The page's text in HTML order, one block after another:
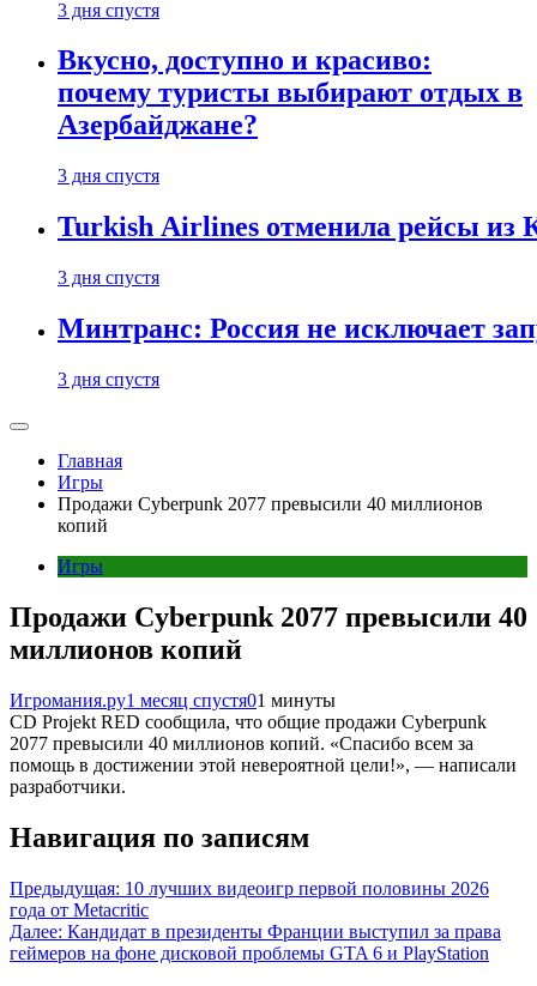
3 дня спустя
Вкусно, доступно и красиво:
почему туристы выбирают отдых в
Азербайджане?
3 дня спустя
Turkish Airlines отменила рейсы из
3 дня спустя
Минтранс: Россия не исключает
3 дня спустя
Главная
Игры
Продажи Cyberpunk 2077 превысили 40 миллионов
копий
Игры
Продажи Cyberpunk 2077 превысили 40
миллионов копий
Игромания.ру1 месяц спустя01 минуты
CD Projekt RED сообщила, что общие продажи Cyberpunk
2077 превысили 40 миллионов копий. «Спасибо всем за
помощь в достижении этой невероятной цели!», — написали
разработчики.
Навигация по записям
Предыдущая: 10 лучших видеоигр первой половины 2026
года от Metacritic
Далее: Кандидат в президенты Франции выступил за права
геймеров на фоне дисковой проблемы GTA 6 и PlayStation